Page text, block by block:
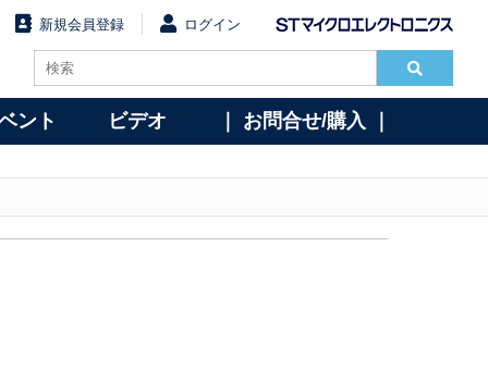
新規会員登録 ログイン
ント ビデオ ｜ お問合せ/購入 ｜